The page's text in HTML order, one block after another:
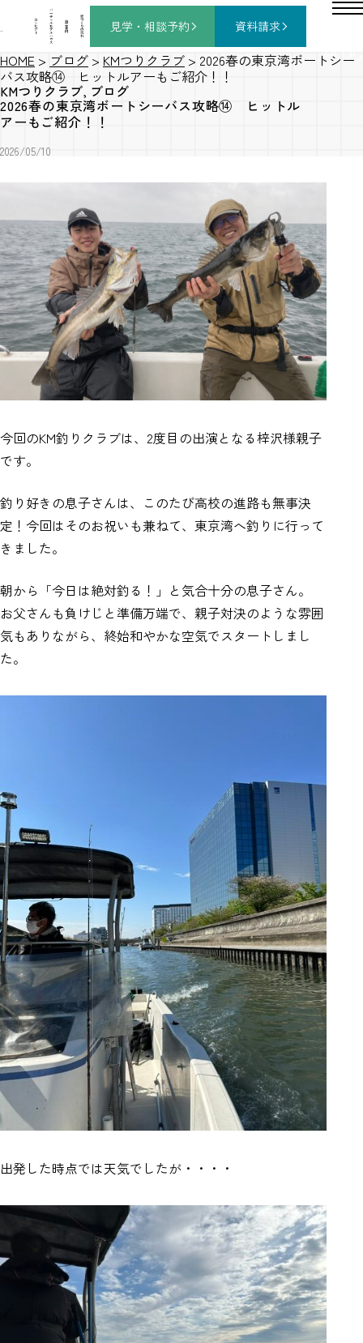
コ
ン
セ
プ
ト
バ
ー
チ
ャ
ル
モ
デ
ル
ハ
ウ
ス
施
工
事
例
家
づ
く
り
の
流
れ
見学・相談予約 資料請求
BLOG
HOME > ブログ > KMつりクラブ > 2026春の東京湾ボートシー
バス攻略⑭ ヒットルアーもご紹介！！
KMつりクラブ, ブログ
2026春の東京湾ボートシーバス攻略⑭ ヒットル
アーもご紹介！！
2026/05/10
今回のKM釣りクラブは、2度目の出演となる梓沢様親子
です。
釣り好きの息子さんは、このたび高校の進路も無事決
定！今回はそのお祝いも兼ねて、東京湾へ釣りに行って
きました。
朝から「今日は絶対釣る！」と気合十分の息子さん。
お父さんも負けじと準備万端で、親子対決のような雰囲
気もありながら、終始和やかな空気でスタートしまし
た。
出発した時点では天気でしたが・・・・